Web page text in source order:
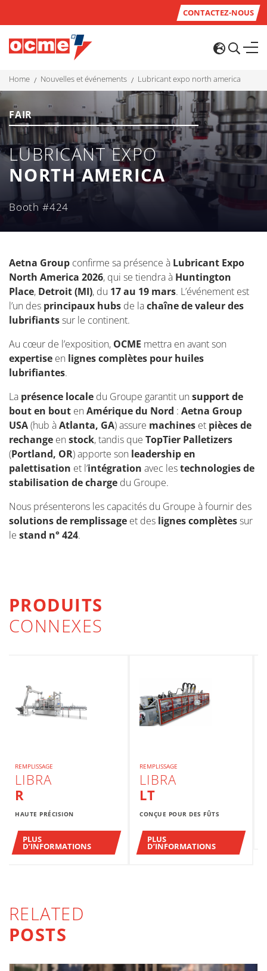
CONTACTEZ-NOUS
home nouvelles et événements lubricant expo north america
FAIR
LUBRICANT EXPO
NORTH AMERICA
Booth #424
Aetna Group confirme sa présence à Lubricant Expo
North America 2026, qui se tiendra à Huntington
Place, Detroit (MI), du 17 au 19 mars. L’événement est
l’un des principaux hubs de lachaîne de valeur des
lubrifiantssur le continent.
Au cœur de l’exposition, OCME mettra en avant son
expertise en lignes complètes pour huiles
lubrifiantes.
La présence locale du Groupe garantit un support de
bout en bout en Amérique du Nord : Aetna Group
USA(hub àAtlanta, GA) assure machines et pièces de
rechange en stock, tandis que TopTier Palletizers
(Portland, OR) apporte son leadership en
palettisation et l’intégration avec lestechnologies de
stabilisation de charge du Groupe.
Nous présenterons les capacités du Groupe à fournir des
solutions de remplissage et des lignes complètessur
le stand n° 424.
PRODUITS
CONNEXES
REMPLISSAGE
LIBRA
R
HAUTE PRÉCISION
PLUS
D’INFORMATIONS
REMPLISSAGE
LIBRA
LT
CONÇUE POUR DES FÛTS
PLUS
D’INFORMATIONS
RELATED
POSTS